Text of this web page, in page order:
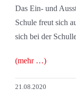
Das Ein- und
Schule freut sich
sich bei der
(mehr …)
21.08.2020